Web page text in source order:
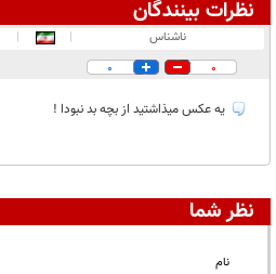
نظرات بینندگان
در انتظار بررسی:
ناشناس |
|
0
0
یه عکس میذاشتید از بچه بد نبودا !
نظر شما
نام